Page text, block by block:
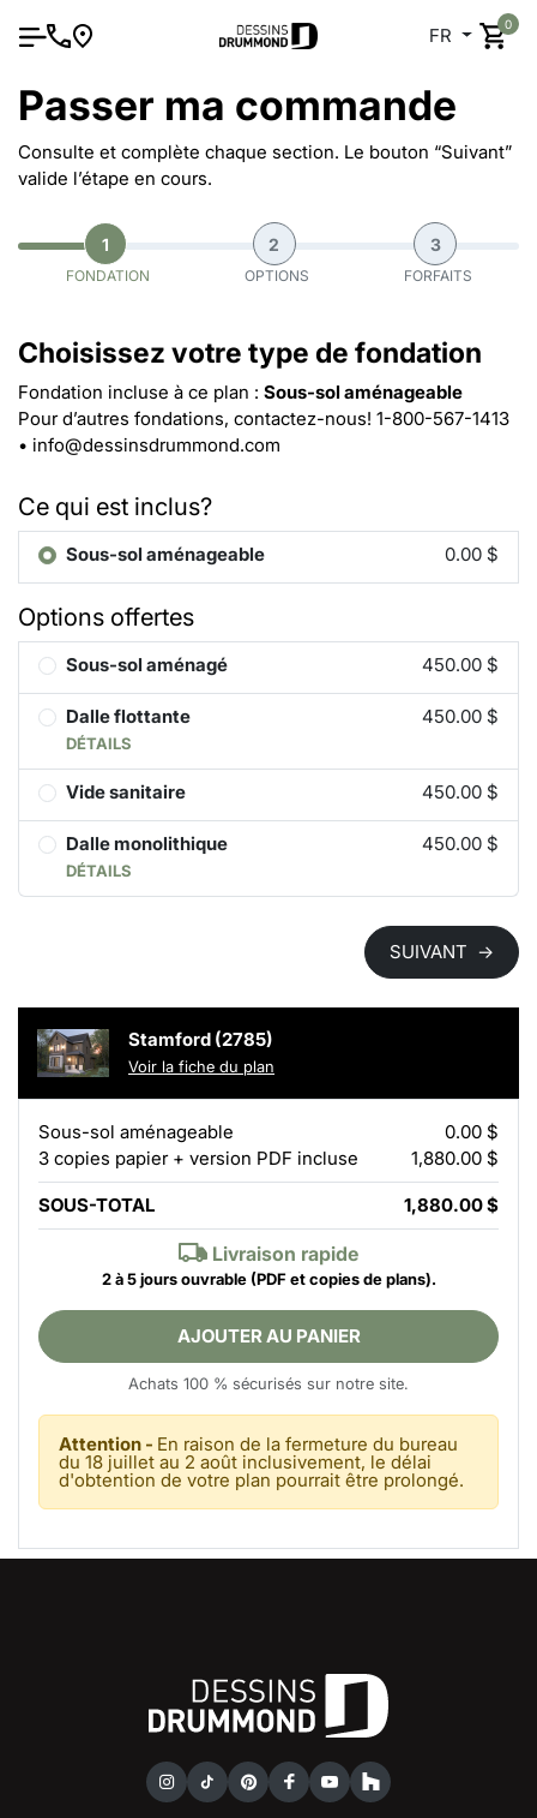
FR
0
Passer ma commande
Consulte et complète chaque section. Le bouton “Suivant”
valide l’étape en cours.
1
FONDATION
2
OPTIONS
3
FORFAITS
Choisissez votre type de fondation
Fondation incluse à ce plan : Sous-sol aménageable
Pour d’autres fondations, contactez-nous! 1-800-567-1413
• info@dessinsdrummond.com
Ce qui est inclus?
Sous-sol aménageable 0.00 $
Options offertes
Sous-sol aménagé 450.00 $
Dalle flottante
DÉTAILS
450.00 $
Vide sanitaire 450.00 $
Dalle monolithique
DÉTAILS
450.00 $
SUIVANT →
Stamford (2785)
Voir la fiche du plan
Sous-sol aménageable
0.00 $
3 copies papier + version PDF incluse
1,880.00 $
SOUS-TOTAL 1,880.00 $
Livraison rapide
2 à 5 jours ouvrable(PDF et copies de plans).
AJOUTER AU PANIER
Achats 100 % sécurisés sur notre site.
Attention - En raison de la fermeture du bureau
du 18 juillet au 2 août inclusivement, le délai
d'obtention de votre plan pourrait être prolongé.